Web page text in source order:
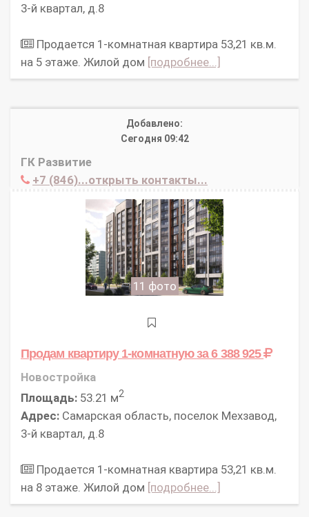
3-й квартал, д.8
Продается 1-комнатная квартира 53,21 кв.м.
на 5 этаже. Жилой дом [подробнее...]
Добавлено:
Сегодня 09:42
ГК Развитие
+7 (846)...открыть контакты...
11 фото
Продам квартиру 1-комнатнуюза 6 388 925
Новостройка
Площадь: 53.21 м2
Адрес: Самарская область, поселок Мехзавод,
3-й квартал, д.8
Продается 1-комнатная квартира 53,21 кв.м.
на 8 этаже. Жилой дом [подробнее...]